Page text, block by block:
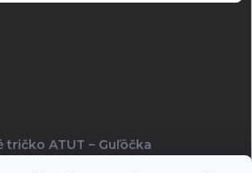
ATUT – Guľôčka